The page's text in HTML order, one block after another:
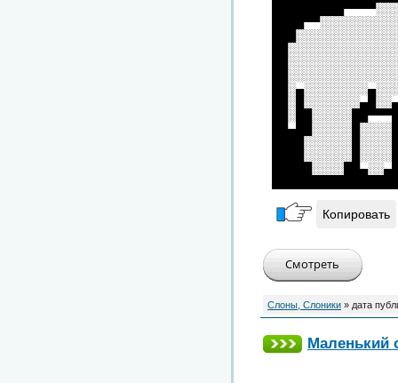
Копировать
Слоны, Слоники » дата
Маленький